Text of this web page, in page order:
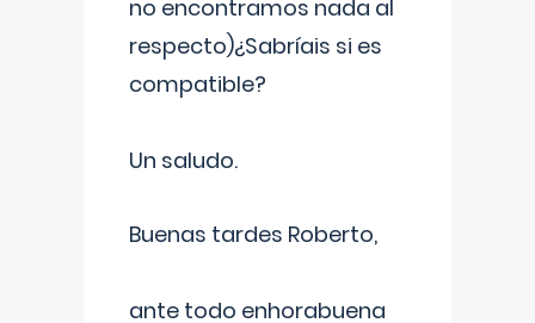
no encontramos nada al
respecto)¿Sabríais si es
compatible?
Un saludo.
Buenas tardes Roberto,
ante todo enhorabuena